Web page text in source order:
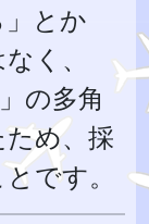
とか
く、
の多角
め、採
です。